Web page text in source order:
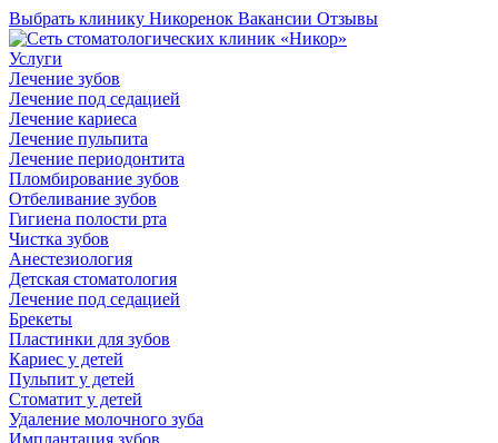
Выбрать клинику Никоренок Вакансии Отзывы
Услуги
Лечение зубов
Лечение под седацией
Лечение кариеса
Лечение пульпита
Лечение периодонтита
Пломбирование зубов
Отбеливание зубов
Гигиена полости рта
Чистка зубов
Анестезиология
Детская стоматология
Лечение под седацией
Брекеты
Пластинки для зубов
Кариес у детей
Пульпит у детей
Стоматит у детей
Удаление молочного зуба
Имплантация зубов